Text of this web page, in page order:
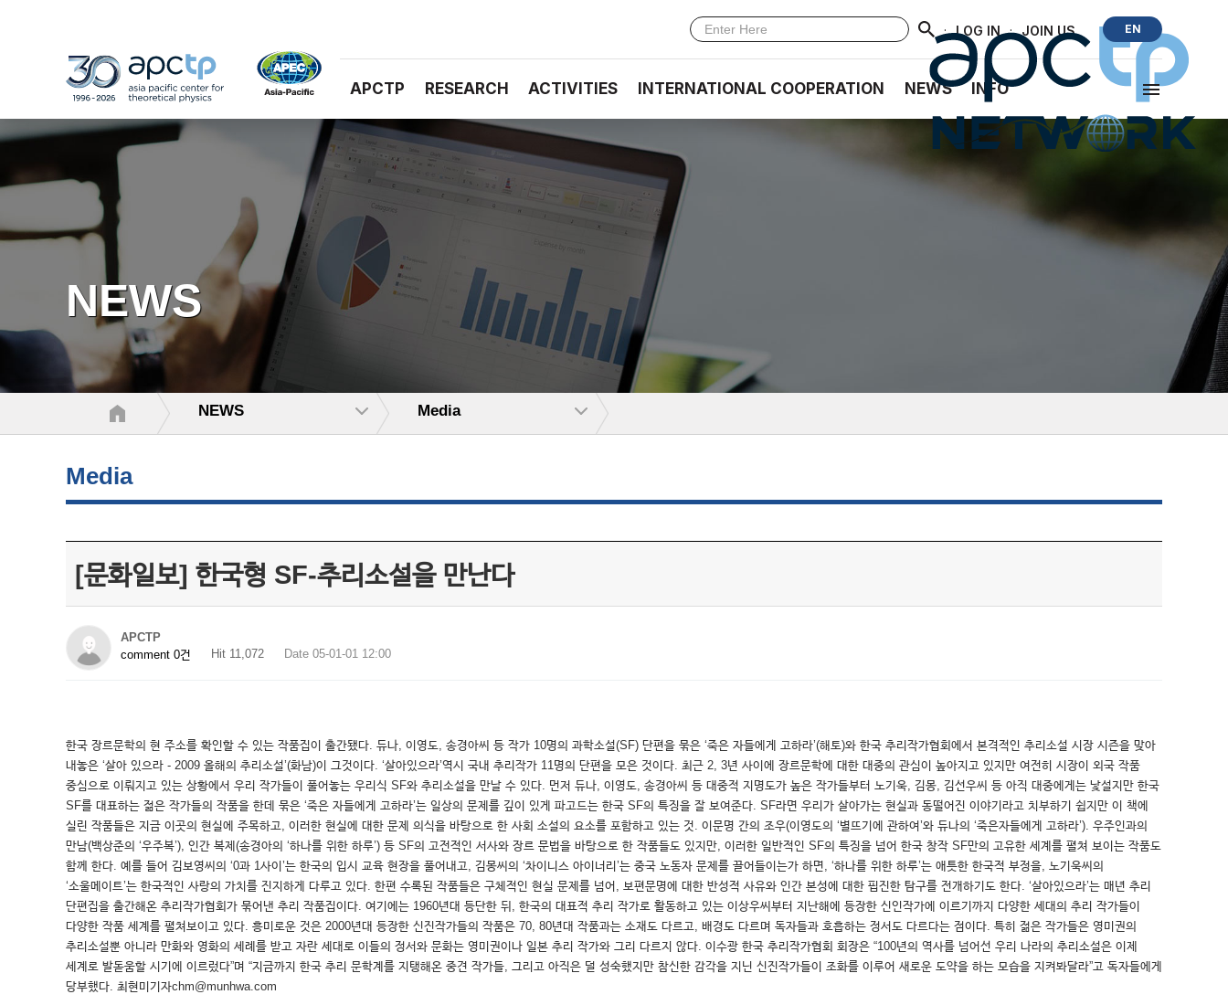
· LOG IN · JOIN US EN
APCTP RESEARCH ACTIVITIES INTERNATIONAL COOPERATION NEWS INFO
NEWS
NEWS Media
Media
[문화일보] 한국형 SF-추리소설을 만난다
APCTP
comment 0건
Hit 11,072 Date 05-01-01 12:00
한국 장르문학의 현 주소를 확인할 수 있는 작품집이 출간됐다. 듀나, 이영도, 송경아씨 등 작가 10명의 과학소설(SF) 단편을 묶은 ‘죽은 자들에게 고하라’(해토)와 한국 추리작가협회에서 본격적인 추리소설 시장 시즌을 맞아
내놓은 ‘살아 있으라 - 2009 올해의 추리소설’(화남)이 그것이다. ‘살아있으라’역시 국내 추리작가 11명의 단편을 모은 것이다. 최근 2, 3년 사이에 장르문학에 대한 대중의 관심이 높아지고 있지만 여전히 시장이 외국 작품
중심으로 이뤄지고 있는 상황에서 우리 작가들이 풀어놓는 우리식 SF와 추리소설을 만날 수 있다. 먼저 듀나, 이영도, 송경아씨 등 대중적 지명도가 높은 작가들부터 노기욱, 김몽, 김선우씨 등 아직 대중에게는 낯설지만 한국
SF를 대표하는 젊은 작가들의 작품을 한데 묶은 ‘죽은 자들에게 고하라’는 일상의 문제를 깊이 있게 파고드는 한국 SF의 특징을 잘 보여준다. SF라면 우리가 살아가는 현실과 동떨어진 이야기라고 치부하기 쉽지만 이 책에
실린 작품들은 지금 이곳의 현실에 주목하고, 이러한 현실에 대한 문제 의식을 바탕으로 한 사회 소설의 요소를 포함하고 있는 것. 이문명 간의 조우(이영도의 ‘별뜨기에 관하여’와 듀나의 ‘죽은자들에게 고하라’). 우주인과의
만남(백상준의 ‘우주복’), 인간 복제(송경아의 ‘하나를 위한 하루’) 등 SF의 고전적인 서사와 장르 문법을 바탕으로 한 작품들도 있지만, 이러한 일반적인 SF의 특징을 넘어 한국 창작 SF만의 고유한 세계를 펼쳐 보이는 작품도
함께 한다. 예를 들어 김보영씨의 ‘0과 1사이’는 한국의 입시 교육 현장을 풀어내고, 김몽씨의 ‘차이니스 아이너리’는 중국 노동자 문제를 끌어들이는가 하면, ‘하나를 위한 하루’는 애틋한 한국적 부정을, 노기욱씨의
‘소울메이트’는 한국적인 사랑의 가치를 진지하게 다루고 있다. 한편 수록된 작품들은 구체적인 현실 문제를 넘어, 보편문명에 대한 반성적 사유와 인간 본성에 대한 핍진한 탐구를 전개하기도 한다. ‘살아있으라’는 매년 추리
단편집을 출간해온 추리작가협회가 묶어낸 추리 작품집이다. 여기에는 1960년대 등단한 뒤, 한국의 대표적 추리 작가로 활동하고 있는 이상우씨부터 지난해에 등장한 신인작가에 이르기까지 다양한 세대의 추리 작가들이
다양한 작품 세계를 펼쳐보이고 있다. 흥미로운 것은 2000년대 등장한 신진작가들의 작품은 70, 80년대 작품과는 소재도 다르고, 배경도 다르며 독자들과 호흡하는 정서도 다르다는 점이다. 특히 젊은 작가들은 영미권의
추리소설뿐 아니라 만화와 영화의 세례를 받고 자란 세대로 이들의 정서와 문화는 영미권이나 일본 추리 작가와 그리 다르지 않다. 이수광 한국 추리작가협회 회장은 “100년의 역사를 넘어선 우리 나라의 추리소설은 이제
세계로 발돋움할 시기에 이르렀다”며 “지금까지 한국 추리 문학계를 지탱해온 중견 작가들, 그리고 아직은 덜 성숙했지만 참신한 감각을 지닌 신진작가들이 조화를 이루어 새로운 도약을 하는 모습을 지켜봐달라”고 독자들에게
당부했다. 최현미기자chm@munhwa.com